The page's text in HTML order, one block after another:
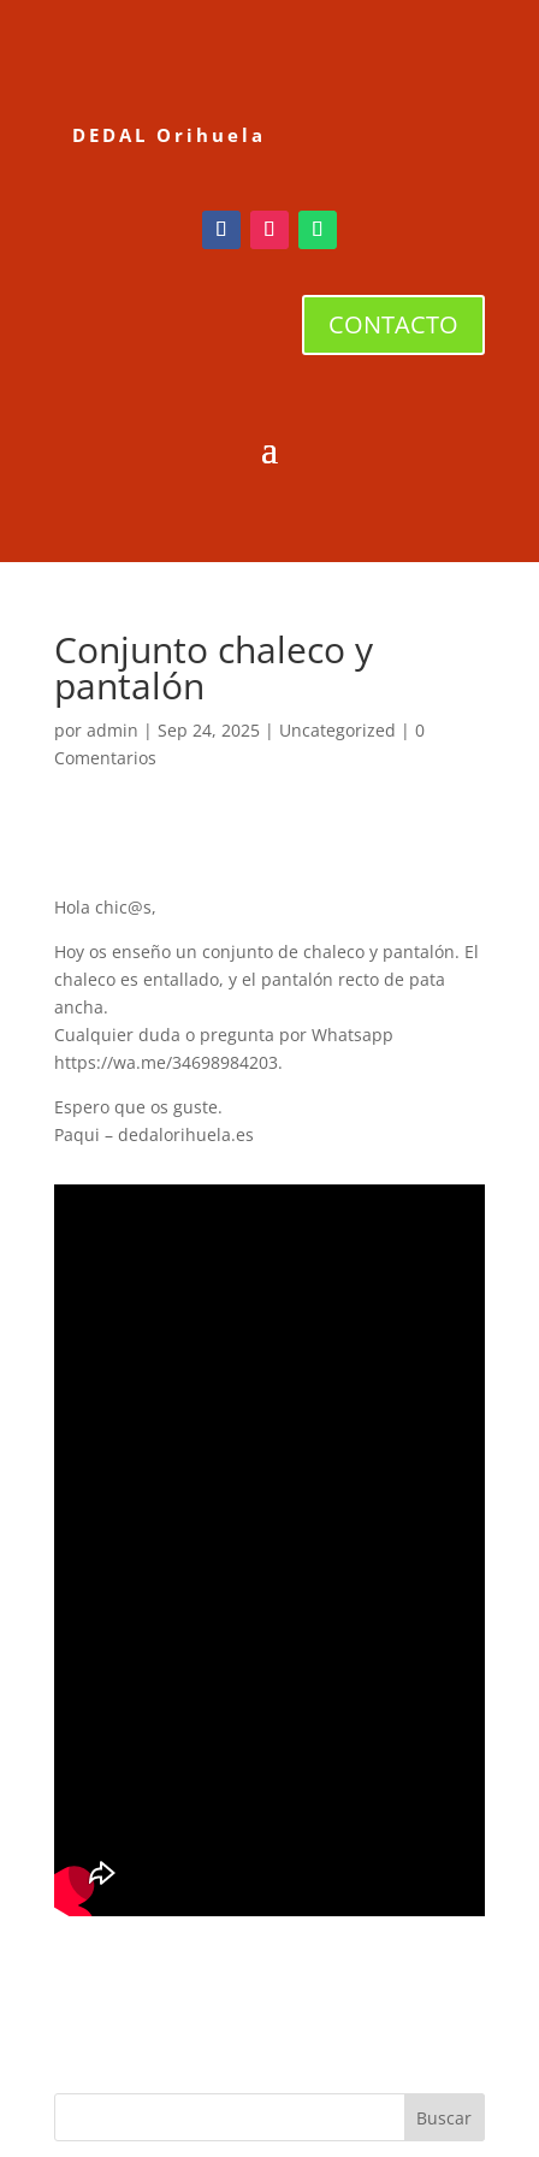
DEDAL Orihuela
CONTACTO
Conjunto chaleco y
pantalón
por admin | Sep 24, 2025| Uncategorized | 0
Comentarios
Hola chic@s,
Hoy os enseño un conjunto de chaleco y pantalón. El
chaleco es entallado, y el pantalón recto de pata
ancha.
Cualquier duda o pregunta por Whatsapp
https://wa.me/34698984203.
Espero que os guste.
Paqui – dedalorihuela.es
Buscar